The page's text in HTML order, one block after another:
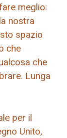
meglio:
nostra
spazio
che
che
Lunga
per il
Unito,